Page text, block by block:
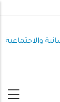
واﻻجتماعية